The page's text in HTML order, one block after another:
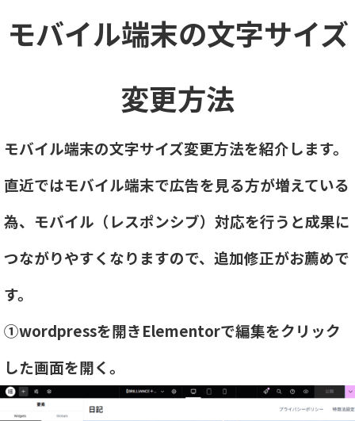
モバイル端末の文字サイズ
変更方法
モバイル端末の文字サイズ変更方法を紹介します。
直近ではモバイル端末で広告を見る方が増えている
為、モバイル（レスポンシブ）対応を行うと成果に
つながりやすくなりますので、追加修正がお薦めで
す。
①wordpressを開きElementorで編集をクリック
した画面を開く。